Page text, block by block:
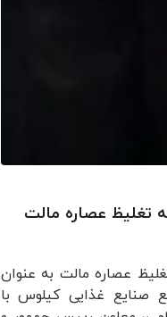
تغلیظ عصاره مالت
عصاره مالت به عنوان
صنایع غذایی کیلوس با